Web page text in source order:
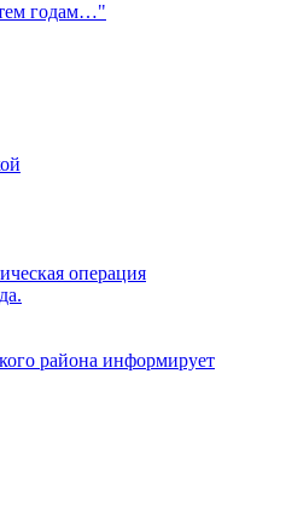
годам…"
операция
района информирует